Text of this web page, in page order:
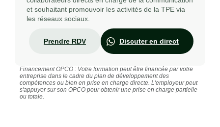
et souhaitant promouvoir les activités de la TPE via
les réseaux sociaux.
Prendre RDV Discuter en direct
Financement OPCO : Votre formation peut être financée par votre
entreprise dans le cadre du plan de développement des
compétences ou bien en prise en charge directe. L'employeur peut
s'appuyer sur son OPCO pour obtenir une prise en charge partielle
ou totale.